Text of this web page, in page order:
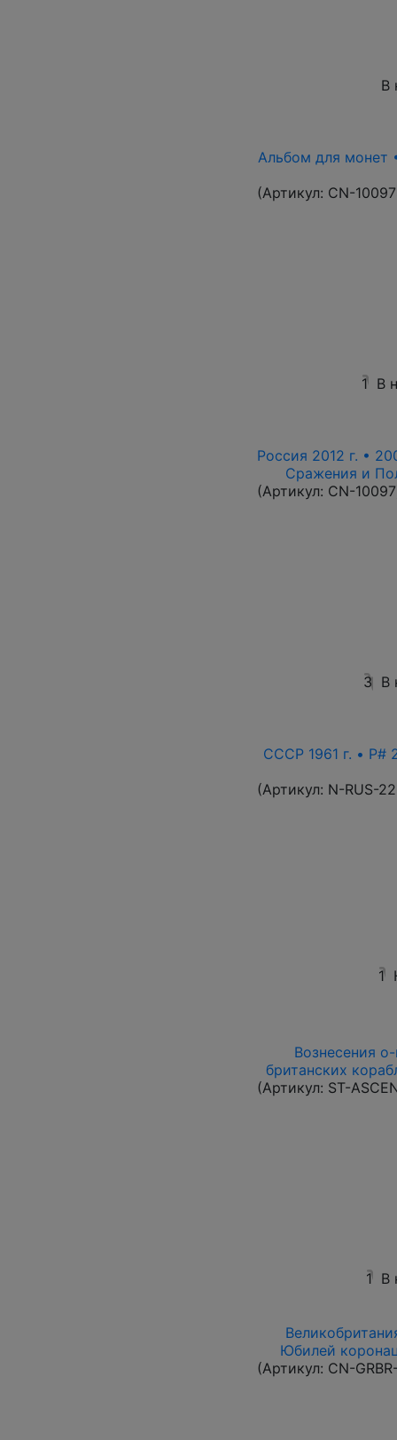
В
Альбом для монет
(Артикул: CN-
1 В
Россия 2012 г. •
Сражения и
(Артикул: CN-10097
3 В
СССР 1961 г. • P#
(Артикул: N-RUS-
1
Вознесения
британских
(Артикул: ST-
1 В
Юбилей
(Артикул: CN-